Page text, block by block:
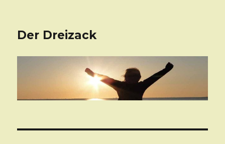
Der Dreizack